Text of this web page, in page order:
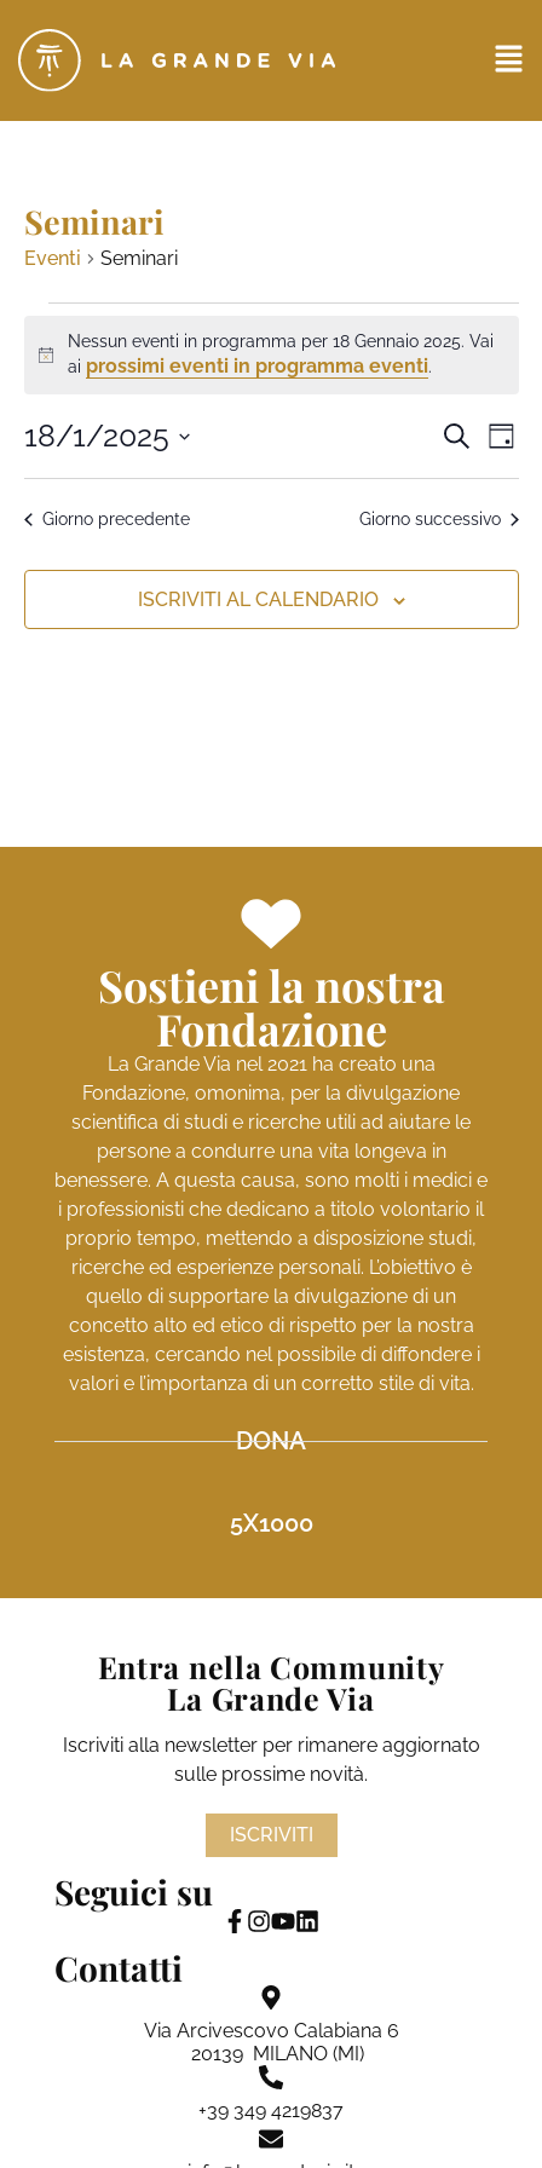
Seminari
Eventi Seminari
Notice
Nessun eventi in programma per 18 Gennaio 2025. Vai
ai prossimi eventi in programma eventi.
Eventi
e
CERCA
18/1/2025
la
data.
Giorno precedente Giorno successivo
ISCRIVITI AL CALENDARIO
Sostieni la nostra
Fondazione
La Grande Via nel 2021 ha creato una
Fondazione, omonima, per la divulgazione
scientifica di studi e ricerche utili ad aiutare le
persone a condurre una vita longeva in
benessere. A questa causa, sono molti i medici e
i professionisti che dedicano a titolo volontario il
proprio tempo, mettendo a disposizione studi,
ricerche ed esperienze personali. L’obiettivo è
quello di supportare la divulgazione di un
concetto alto ed etico di rispetto per la nostra
esistenza, cercando nel possibile di diffondere i
valori e l’importanza di un corretto stile di vita.
DONA
5X1000
Contatti
Via Arcivescovo Calabiana 6
20139 MILANO (MI)
+39 349 4219837
Seguici su
Entra nella Community
La Grande Via
Iscriviti alla newsletter per rimanere aggiornato
sulle prossime novità.
ISCRIVITI